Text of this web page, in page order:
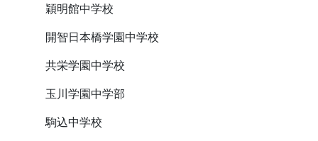
穎明館中学校
開智日本橋学園中学校
共栄学園中学校
玉川学園中学部
駒込中学校